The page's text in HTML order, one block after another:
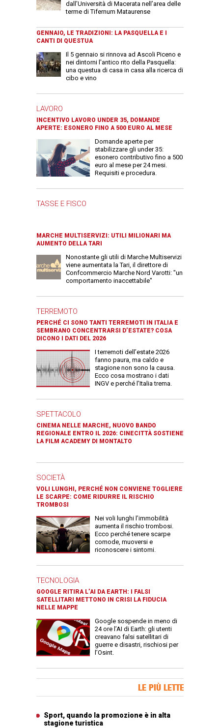
dall’Università di Macerata nell’area delle
terme di Tifernum Mataurense
GENNAIO, LE TRADIZIONI: LA PASQUELLA E I
CANTI DI QUESTUA
Il 5 gennaio si rinnova ad Ascoli Piceno e
nei dintorni l'antico rito della Pasquella:
una questua di casa in casa alla ricerca di
cibo e vino
LAVORO
INCENTIVO LAVORO UNDER 35, DOMANDE
APERTE: ESONERO FINO A 500 EURO AL MESE
Domande aperte per
stabilizzare gli under 35:
esonero contributivo fino a 500
euro al mese per 24 mesi.
Requisiti e procedura.
TASSE E FISCO
MARCHE MULTISERVIZI: UTILI MILIONARI MA
AUMENTO DELLA TARI
Nonostante gli utili di Marche Multiservizi
viene aumentata la Tari, il direttore di
Confcommercio Marche Nord Varotti: "un
comportamento inaccettabile"
TERREMOTO
PERCHÉ CI SONO TANTI TERREMOTI IN ITALIA E
SEMBRANO CONCENTRARSI D’ESTATE? COSA
DICONO I DATI DEL 2026
I terremoti dell’estate 2026
fanno paura, ma caldo e
stagione non sono la causa.
Ecco cosa mostrano i dati
INGV e perché l’Italia trema.
SPETTACOLO
CINEMA NELLE MARCHE, NUOVO BANDO
REGIONALE ENTRO IL 2026: CINECITTÀ SOSTIENE
LA FILM ACADEMY DI MONTALTO
SOCIETÀ
VOLI LUNGHI, PERCHÉ NON CONVIENE TOGLIERE
LE SCARPE: COME RIDURRE IL RISCHIO
TROMBOSI
Nei voli lunghi l’immobilità
aumenta il rischio trombosi.
Ecco perché tenere scarpe
comode, muoversi e
riconoscere i sintomi.
TECNOLOGIA
GOOGLE RITIRA L’AI DA EARTH: I FALSI
SATELLITARI METTONO IN CRISI LA FIDUCIA
NELLE MAPPE
Google sospende in meno di
24 ore l’AI di Earth: gli utenti
creavano falsi satellitari di
guerre e disastri, rischiosi per
l’Osint.
LE PIÙ LETTE
Sport, quando la promozione è in alta
stagione turistica